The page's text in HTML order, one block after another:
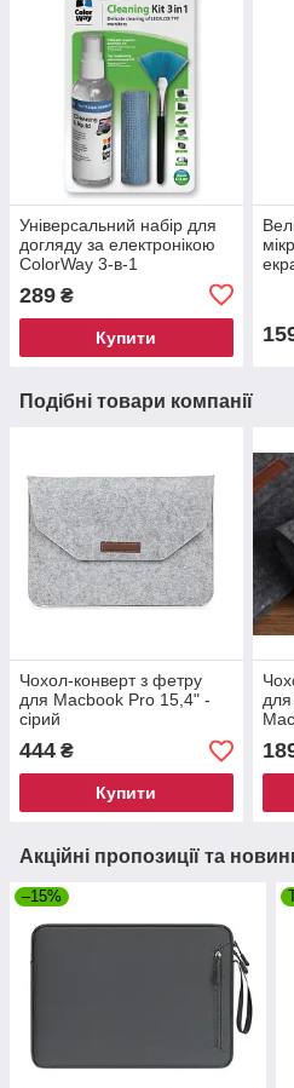
Універсальний набір для
догляду за електронікою
ColorWay 3-в-1
289 ₴
Купити
Подібні товари компанії
Чохол-конверт з фетру
для Macbook Pro 15,4" -
сірий
444 ₴
Купити
для
Акційні пропозиції та
–15%